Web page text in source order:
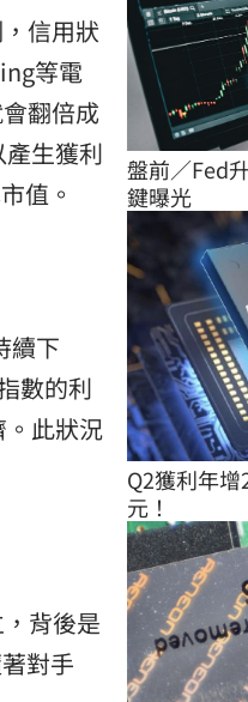
信用狀
等電
翻倍成
生獲利
值。
續下
數的利
此狀況
背後是
對手
盤前／Fed
鍵曝光
Q2獲利年
元！